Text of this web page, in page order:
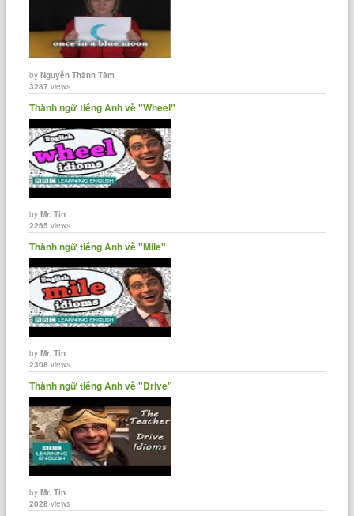
byNguyễn Thành Tâm
3287 views
Thành ngữ tiếng Anh về "Wheel"
byMr. Tin
2265 views
Thành ngữ tiếng Anh về "Mile"
byMr. Tin
2308 views
Thành ngữ tiếng Anh về "Drive"
byMr. Tin
2028 views